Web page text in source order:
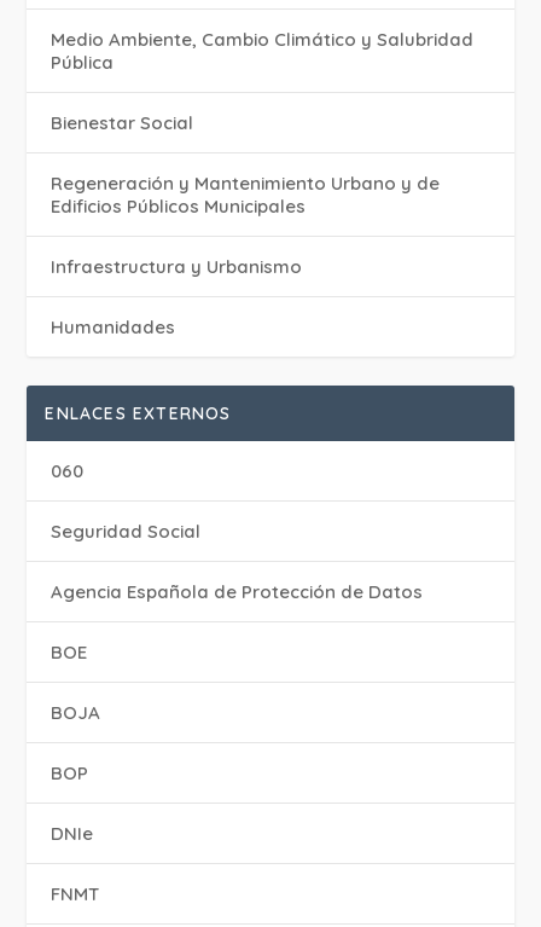
Medio Ambiente, Cambio Climático y Salubridad
Pública
Bienestar Social
Regeneración y Mantenimiento Urbano y de
Edificios Públicos Municipales
Infraestructura y Urbanismo
Humanidades
ENLACES EXTERNOS
060
Seguridad Social
Agencia Española de Protección de Datos
BOE
BOJA
BOP
DNIe
FNMT